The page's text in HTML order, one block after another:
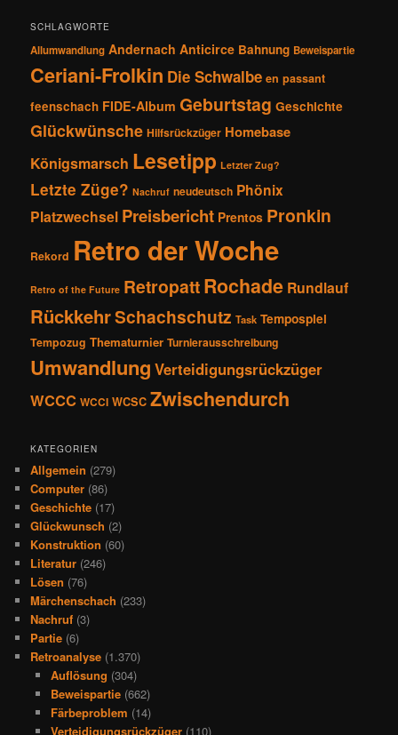
SCHLAGWORTE
Allumwandlung Andernach Anticirce Bahnung Beweispartie
Ceriani-Frolkin Die Schwalbe en passant
feenschach FIDE-Album Geburtstag Geschichte
Glückwünsche Hilfsrückzüger Homebase
Königsmarsch Lesetipp Letzter Zug?
Letzte Züge? Nachruf neudeutsch Phönix
Platzwechsel Preisbericht Prentos Pronkin
Rekord Retro der Woche
Retro of the Future RetropattRochade Rundlauf
RückkehrSchachschutz Task Tempospiel
Tempozug Thematurnier Turnierausschreibung
Umwandlung Verteidigungsrückzüger
WCCC WCCI WCSC Zwischendurch
KATEGORIEN
Allgemein (279)
Computer (86)
Geschichte (17)
Glückwunsch (2)
Konstruktion (60)
Literatur (246)
Lösen (76)
Märchenschach (233)
Nachruf (3)
Partie (6)
Retroanalyse (1.370)
Auflösung (304)
Beweispartie(662)
Färbeproblem (14)
Verteidigungsrückzüger(110)